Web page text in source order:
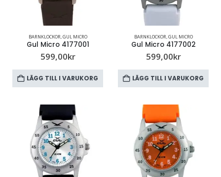
BARNKLOCKOR,GUL MICRO
Gul Micro 4177001
599,00kr
LÄGG TILL I VARUKORG
BARNKLOCKOR,GUL MICRO
Gul Micro 4177002
599,00kr
LÄGG TILL I VARUKORG